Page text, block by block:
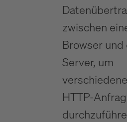
zwischen
Browser und
Server, um
verschiedene
HTTP-